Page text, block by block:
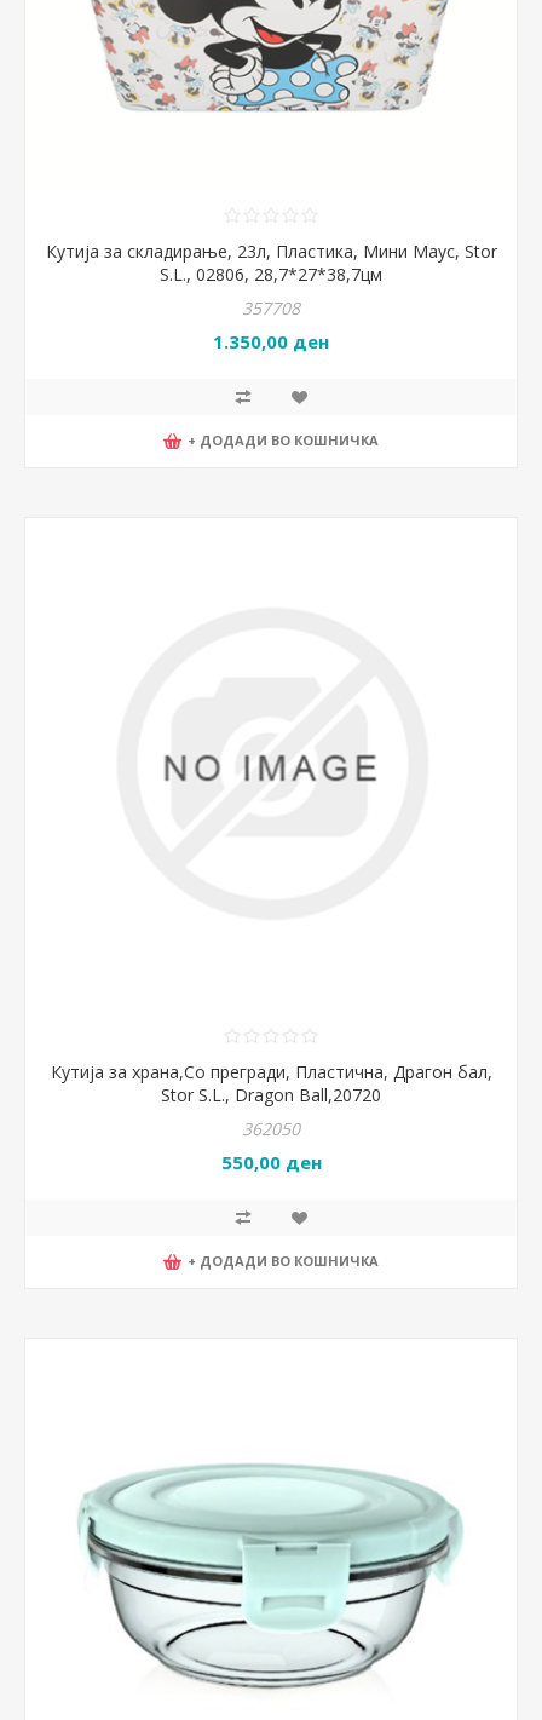
Кутија за складирање, 23л, Пластика, Мини Маус, Stor
S.L., 02806, 28,7*27*38,7цм
357708
1.350,00 ден
+ ДОДАДИ ВО КОШНИЧКА
Кутија за храна,Со прегради, Пластична, Драгон бал,
Stor S.L., Dragon Ball,20720
362050
550,00 ден
+ ДОДАДИ ВО КОШНИЧКА